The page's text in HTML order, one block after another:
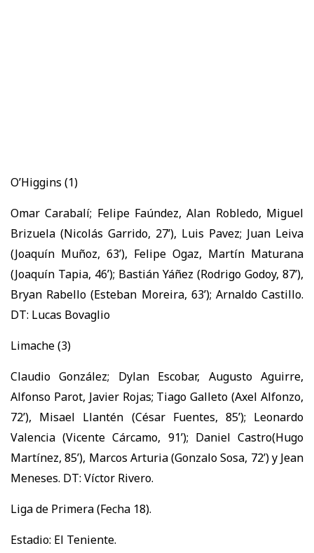
O’Higgins (1)
Omar Carabalí; Felipe Faúndez, Alan Robledo, Miguel
Brizuela (Nicolás Garrido, 27’), Luis Pavez; Juan Leiva
(Joaquín Muñoz, 63’), Felipe Ogaz, Martín Maturana
(Joaquín Tapia, 46’); Bastián Yáñez (Rodrigo Godoy, 87’),
Bryan Rabello (Esteban Moreira, 63’); Arnaldo Castillo.
DT: Lucas Bovaglio
Limache (3)
Claudio González; Dylan Escobar, Augusto Aguirre,
Alfonso Parot, Javier Rojas; Tiago Galleto (Axel Alfonzo,
72’), Misael Llantén (César Fuentes, 85’); Leonardo
Valencia (Vicente Cárcamo, 91’); Daniel Castro(Hugo
Martínez, 85’), Marcos Arturia (Gonzalo Sosa, 72’) y Jean
Meneses. DT: Víctor Rivero.
Liga de Primera (Fecha 18).
Estadio: El Teniente.